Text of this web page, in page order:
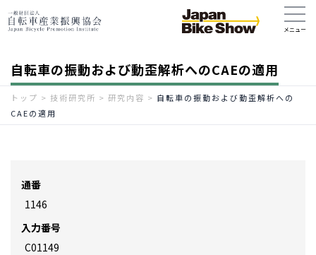
自転車の振動および動歪解析へのCAEの適用
トップ > 技術研究所 > 研究内容 > 自転車の振動および動歪解析への
CAEの適用
通番
1146
入力番号
C01149